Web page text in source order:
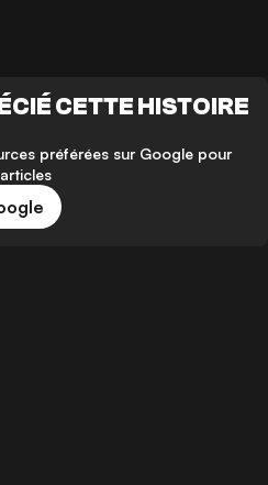
CETTE HISTOIRE
préférées sur Google pour